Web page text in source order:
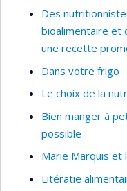
Des
bioalimentaire et
une recette
Dans votre frigo
Le choix de la
Bien manger à
possible
Marie Marquis et
Litératie